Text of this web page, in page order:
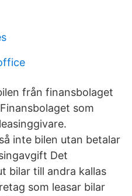
från finansbolaget
som
inte bilen utan betalar
Det
bilar till andra kallas
som leasar bilar